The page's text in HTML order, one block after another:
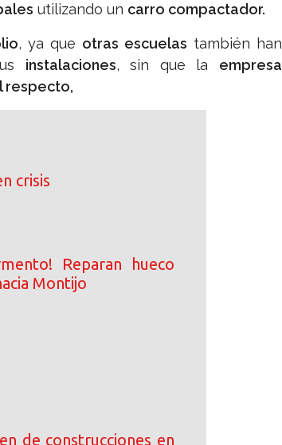
utilizando un carro compactador.
, ya que otras escuelas también han
instalaciones, sin que la empresa
respecto,
crisis
Reparan hueco
Montijo
de construcciones en